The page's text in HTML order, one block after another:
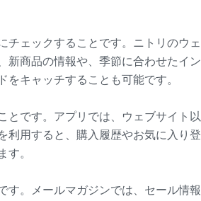
チェックすることです。ニトリのウェ
新商品の情報や、季節に合わせたイン
キャッチすることも可能です。
とです。アプリでは、ウェブサイト以
利用すると、購入履歴やお気に入り登
す。
す。メールマガジンでは、セール情報